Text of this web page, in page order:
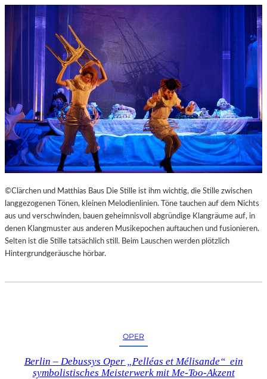
©Clärchen und Matthias Baus Die Stille ist ihm wichtig, die Stille zwischen
langgezogenen Tönen, kleinen Melodienlinien. Töne tauchen auf dem Nichts
aus und verschwinden, bauen geheimnisvoll abgründige Klangräume auf, in
denen Klangmuster aus anderen Musikepochen auftauchen und fusionieren.
Selten ist die Stille tatsächlich still. Beim Lauschen werden plötzlich
Hintergrundgeräusche hörbar.
OPER
Berlin – Debussys Oper „Pelléas et Mélisande“ ein
symbolistisches Meisterwerk mit Me-Too-Akzent